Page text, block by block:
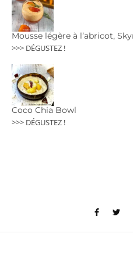
Mousse légère à l’abricot,
>>> DÉGUSTEZ !
Coco Chia Bowl
>>> DÉGUSTEZ !